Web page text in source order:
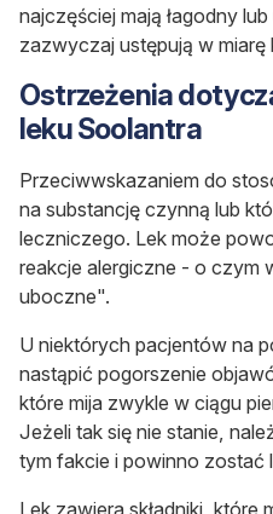
najczęściej mają łagodny
zazwyczaj ustępują w
Ostrzeżenia
leku Soolantra
Przeciwwskazaniem do
na substancję czynną lub
leczniczego. Lek może
reakcje alergiczne - o czym
uboczne".
U niektórych pacjentów na
nastąpić pogorszenie
które mija zwykle w ciągu
Jeżeli tak się nie stanie,
tym fakcie i powinno zostać